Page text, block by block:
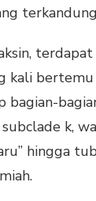
kali bertemu
bagian-
k,
hingga